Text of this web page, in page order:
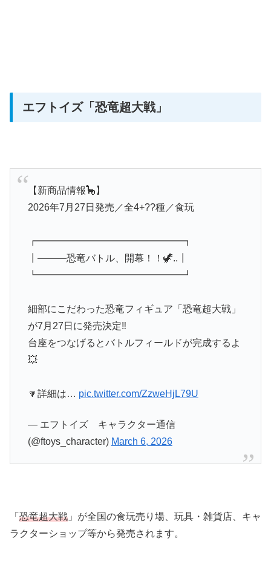
エフトイズ「恐竜超大戦」
【新商品情報🦕】
2026年7月27日発売／全4+??種／食玩
┏━━━━━━━━━━━━━━━┓
┃―――恐竜バトル、開幕！！🦖..┃
┗━━━━━━━━━━━━━━━┛
細部にこだわった恐竜フィギュア「恐竜超大戦」
が7月27日に発売決定‼️
台座をつなげるとバトルフィールドが完成するよ
💥
🔽詳細は… pic.twitter.com/ZzweHjL79U
— エフトイズ キャラクター通信
(@ftoys_character) March 6, 2026
「 恐竜超大戦 」が全国の食玩売り場、玩具・雑貨店、キャ
ラクターショップ等から発売されます。